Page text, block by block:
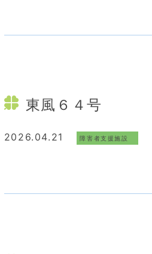
東風６４号
2026.04.21 障害者支援施設